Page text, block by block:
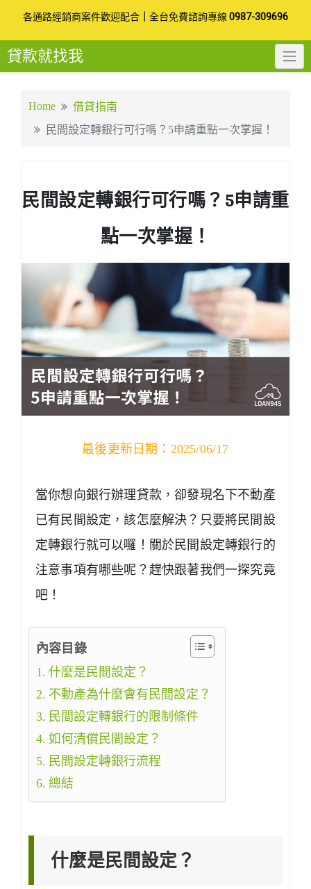
to
content
各通路經銷商案件歡迎配合 全台免費諮詢專線 0987-309696
貸款就找我
Home
借貸指南
民間設定轉銀行可行嗎？5申請重點一次掌握！
民間設定轉銀行可行嗎？5申請重
點一次掌握！
最後更新日期：2025/06/17
當你想向銀行辦理貸款，卻發現名下不動產
已有民間設定，該怎麼解決？只要將民間設
定轉銀行就可以囉！關於民間設定轉銀行的
注意事項有哪些呢？趕快跟著我們一探究竟
吧！
內容目錄
什麼是民間設定？
不動產為什麼會有民間設定？
民間設定轉銀行的限制條件
如何清償民間設定？
民間設定轉銀行流程
總結
什麼是民間設定？